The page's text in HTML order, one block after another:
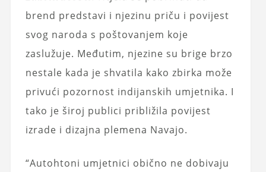
brend predstavi i njezinu priču i povijest
svog naroda s poštovanjem koje
zaslužuje. Međutim, njezine su brige brzo
nestale kada je shvatila kako zbirka može
privući pozornost indijanskih umjetnika. I
tako je široj publici približila povijest
izrade i dizajna plemena Navajo.
“Autohtoni umjetnici obično ne dobivaju